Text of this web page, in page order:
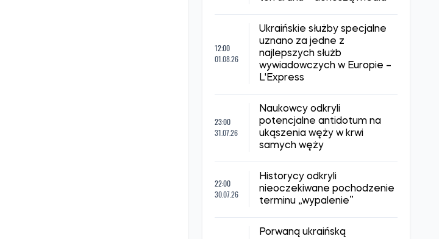
12:00
01.08.26
Ukraińskie służby specjalne
uznano za jedne z
najlepszych służb
wywiadowczych w Europie –
L'Express
23:00
31.07.26
Naukowcy odkryli
potencjalne antidotum na
ukąszenia węży w krwi
samych węży
22:00
30.07.26
Historycy odkryli
nieoczekiwane pochodzenie
terminu „wypalenie”
Porwaną ukraińską